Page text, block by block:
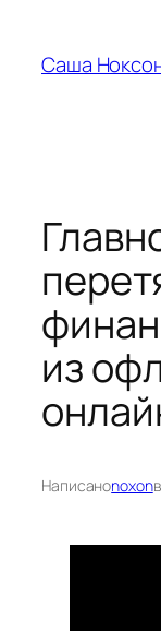
содержимому
Саша
из
Написаноnoxonв